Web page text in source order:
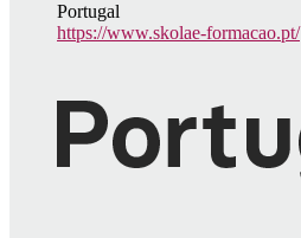
Portugal
https://www.skolae-formacao.pt/